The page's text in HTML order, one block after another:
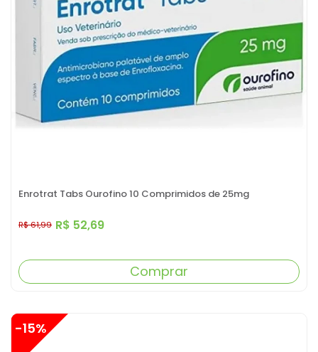
Enrotrat Tabs Ourofino 10 Comprimidos de 25mg
R$ 52,69
R$ 61,99
Comprar
-15%